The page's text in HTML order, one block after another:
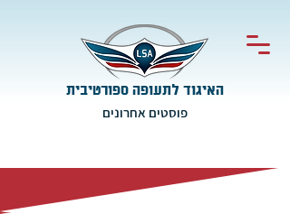
האיגוד לתעופה ספורטיבית
פוסטים אחרונים